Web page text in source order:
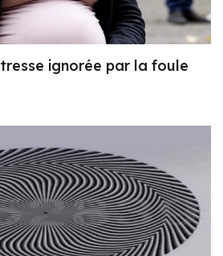
ignorée par la foule